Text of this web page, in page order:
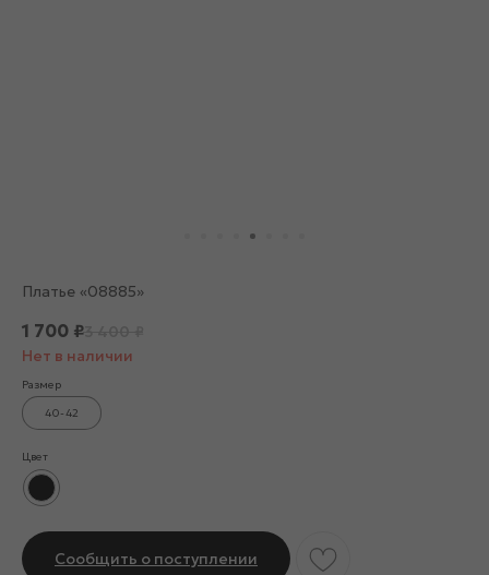
Платье «08885»
1 700 ₽
Нет в наличии
Размер
40-42
Цвет
Сообщить о поступлении